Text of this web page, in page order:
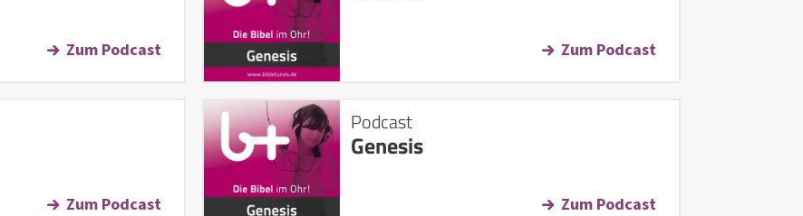
Zum Podcast Zum Podcast
Zum Podcast
Podcast
Genesis
Zum Podcast